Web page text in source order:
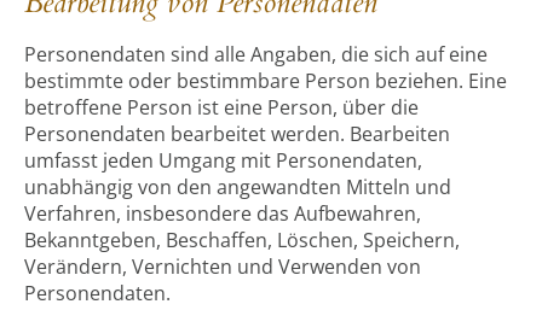
Personendaten sind alle Angaben, die sich auf eine
bestimmte oder bestimmbare Person beziehen. Eine
betroffene Person ist eine Person, über die
Personendaten bearbeitet werden. Bearbeiten
umfasst jeden Umgang mit Personendaten,
unabhängig von den angewandten Mitteln und
Verfahren, insbesondere das Aufbewahren,
Bekanntgeben, Beschaffen, Löschen, Speichern,
Verändern, Vernichten und Verwenden von
Personendaten.